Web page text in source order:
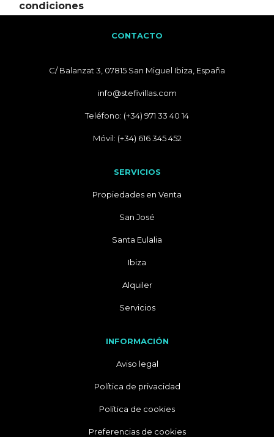
condiciones
CONTACTO
C/ Balanzat 3, 07815 San Miguel Ibiza, España
info@stefivillas.com
Teléfono: (+34) 971 33 40 14
Móvil: (+34) 616 345 452
SERVICIOS
Propiedades en Venta
San José
Santa Eulalia
Ibiza
Alquiler
Servicios
INFORMACIÓN
Aviso legal
Política de privacidad
Política de cookies
Preferencias de cookies